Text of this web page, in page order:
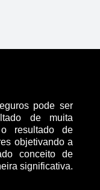
pode ser
de muita
resultado de
objetivando a
conceito de
significativa.